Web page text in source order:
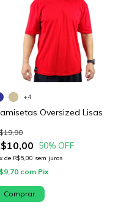
Oversized Lisas
50% OFF
xde R$5,00 sem juros
com Pix
+4
Comprar